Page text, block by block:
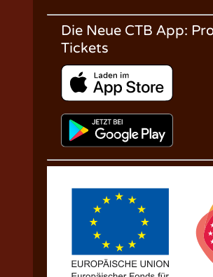
Die Neue CTB App:
Tickets